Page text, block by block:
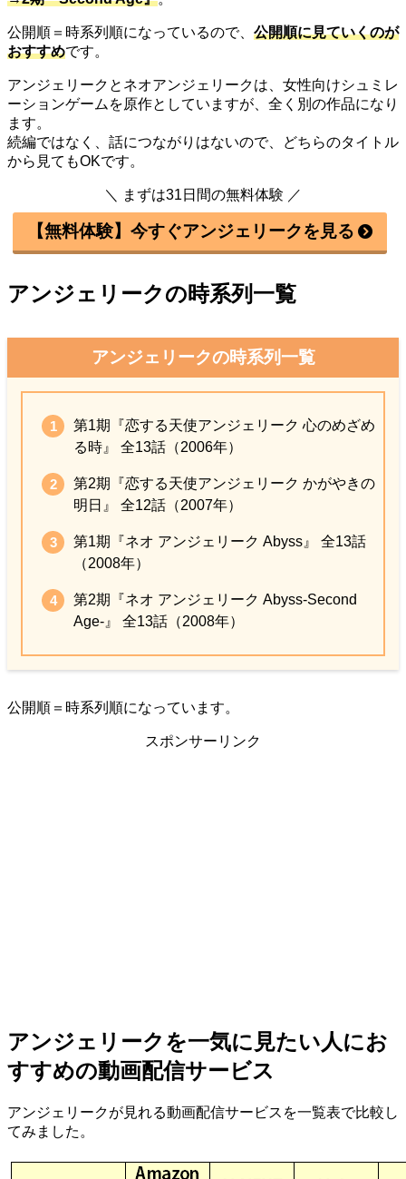
公開順＝時系列順になっているので、 公開順に見ていくのが
おすすめです。
アンジェリークとネオアンジェリークは、女性向けシュミレ
ーションゲームを原作としていますが、全く別の作品になり
ます。
続編ではなく、話につながりはないので、どちらのタイトル
から見てもOKです。
＼ まずは31日間の無料体験 ／
【無料体験】今すぐアンジェリークを見る
アンジェリークの時系列一覧
アンジェリークの時系列一覧
第1期『恋する天使アンジェリーク 心のめざめ
る時』 全13話（2006年）
第2期『恋する天使アンジェリーク かがやきの
明日』 全12話（2007年）
第1期『ネオ アンジェリーク Abyss』 全13話
（2008年）
第2期『ネオ アンジェリーク Abyss-Second
Age-』 全13話（2008年）
公開順＝時系列順になっています。
スポンサーリンク
アンジェリークを一気に見たい人にお
すすめの動画配信サービス
アンジェリークが見れる動画配信サービスを一覧表で比較し
てみました。